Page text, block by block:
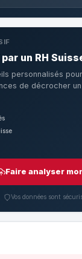
un RH
personnalisés
de décrocher
Faire analyser
Vos données sont